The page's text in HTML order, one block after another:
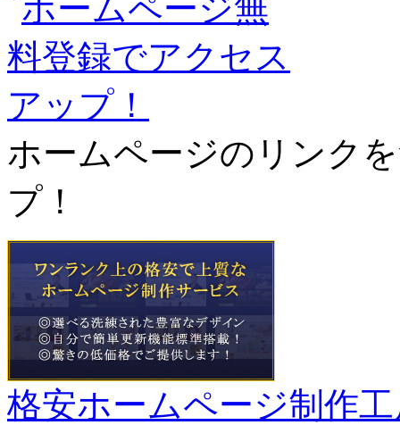
ホームページのリンク
プ！
格安ホームページ制作